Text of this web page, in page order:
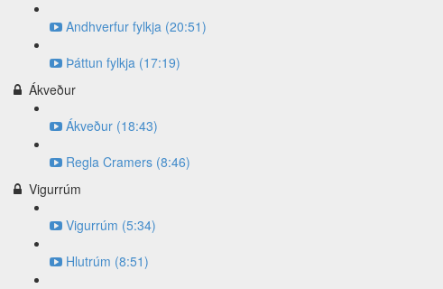
Andhverfur fylkja (20:51)
Þáttun fylkja (17:19)
Ákveður
Ákveður (18:43)
Regla Cramers (8:46)
Vigurrúm
Vigurrúm (5:34)
Hlutrúm (8:51)